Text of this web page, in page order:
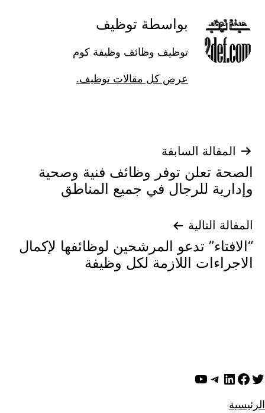
بواسطة توظيف
توظيف وظائف وظيفة كوم
عرض كل مقالات توظيف.
تصفّح
المقالات
المقالة السابقة
الصحة تعلن توفر وظائف فنية وصحية
وإدارية للرجال في جميع المناطق
المقالة التالية
“الافتاء” تدعو المرشحين لوظائفها لإكمال
الاجراءات اللازمة لكل وظيفة
تويترفيسبوك
لينكد إن تيليجرام
يوتيوب
الرئيسية